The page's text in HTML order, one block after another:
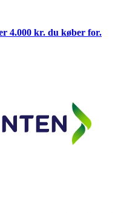
4.000 kr. du køber for.